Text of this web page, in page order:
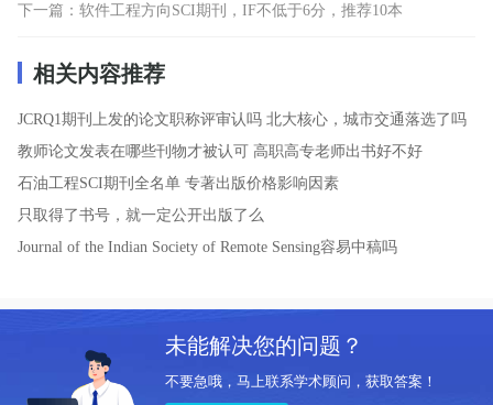
下一篇： 软件工程方向SCI期刊，IF不低于6分，推荐10本
相关内容推荐
JCRQ1期刊上发的论文职称评审认吗 北大核心，城市交通落选了吗
教师论文发表在哪些刊物才被认可 高职高专老师出书好不好
石油工程SCI期刊全名单 专著出版价格影响因素
只取得了书号，就一定公开出版了么
Journal of the Indian Society of Remote Sensing容易中稿吗
未能解决您的问题？
不要急哦，马上联系学术顾问，获取答案！